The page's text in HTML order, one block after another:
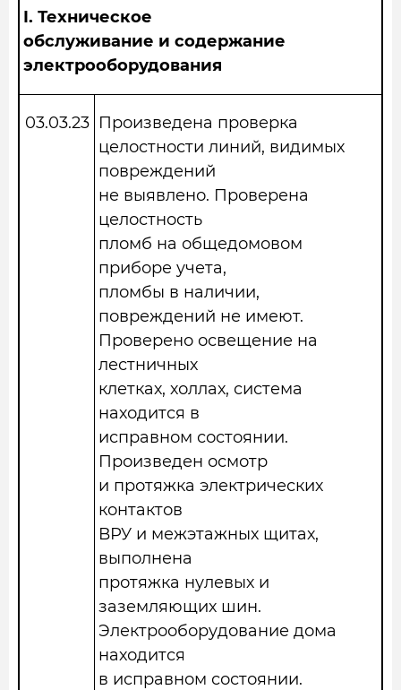
I. Техническое
обслуживание и содержание
электрооборудования
03.03.23 Произведена проверка
целостности линий, видимых
повреждений
не выявлено. Проверена
целостность
пломб на общедомовом
приборе учета,
пломбы в наличии,
повреждений не имеют.
Проверено освещение на
лестничных
клетках, холлах, система
находится в
исправном состоянии.
Произведен осмотр
и протяжка электрических
контактов
ВРУ и межэтажных щитах,
выполнена
протяжка нулевых и
заземляющих шин.
Электрооборудование дома
находится
в исправном состоянии.